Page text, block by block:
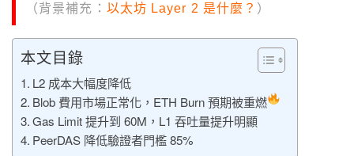
（背景補充： 以太坊 Layer 2 是什麼？ ）
本文目錄
L2 成本大幅度降低
Blob 費用市場正常化，ETH Burn 預期被重燃
Gas Limit 提升到 60M，L1 吞吐量提升明顯
PeerDAS 降低驗證者門檻 85%